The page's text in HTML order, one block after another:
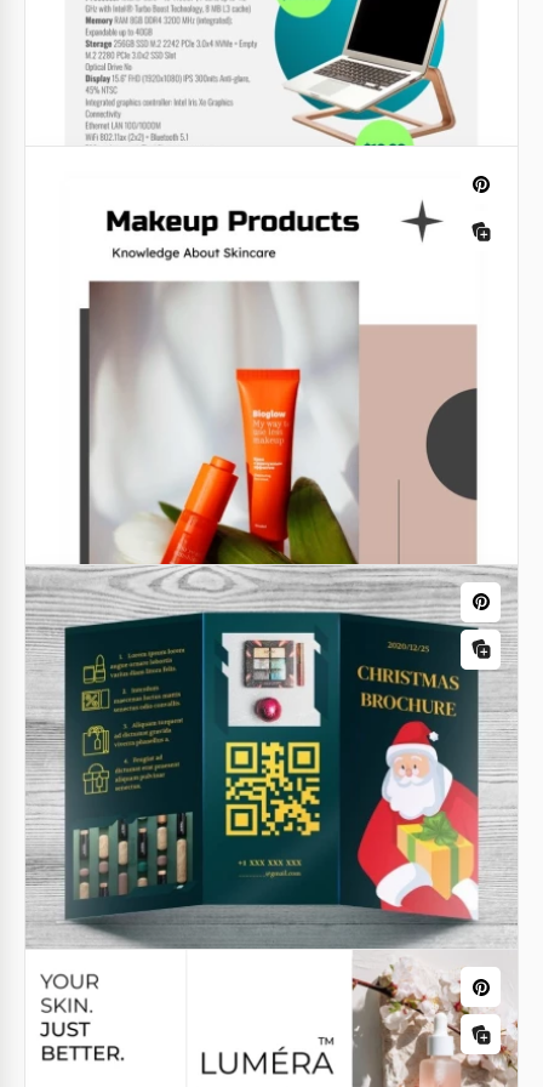
Folleto de Producto
Nuestra versátil Plantilla de Folleto de Producto es
adecuada para promocionar una marca de moda,
Google Slides
Google Slides